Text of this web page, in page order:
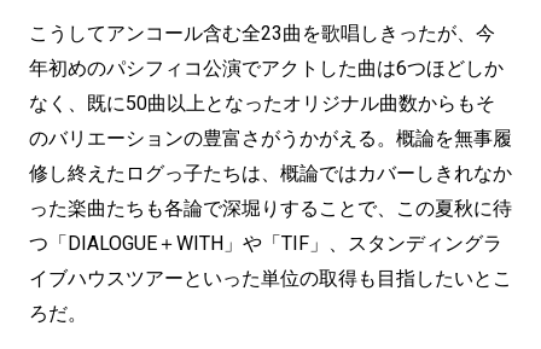
こうしてアンコール含む全23曲を歌唱しきったが、今
年初めのパシフィコ公演でアクトした曲は6つほどしか
なく、既に50曲以上となったオリジナル曲数からもそ
のバリエーションの豊富さがうかがえる。概論を無事履
修し終えたログっ子たちは、概論ではカバーしきれなか
った楽曲たちも各論で深堀りすることで、この夏秋に待
つ「DIALOGUE＋WITH」や「TIF」、スタンディングラ
イブハウスツアーといった単位の取得も目指したいとこ
ろだ。